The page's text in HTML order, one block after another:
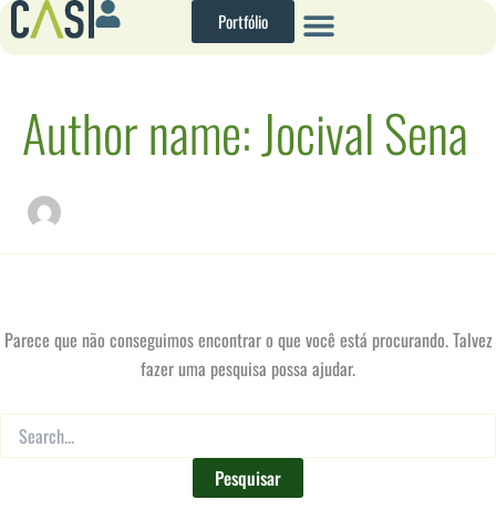
Ir
para
Portfólio
Author name: Jocival Sena
Parece que não conseguimos encontrar o que você está procurando. Talvez
fazer uma pesquisa possa ajudar.
Pesquisar
por: